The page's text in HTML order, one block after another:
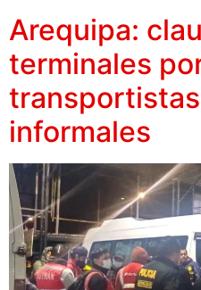
Arequipa:
terminales
informales